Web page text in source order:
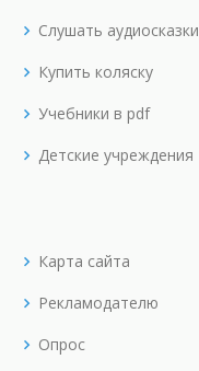
Слушать аудиосказки
Купить коляску
Учебники в pdf
Детские учреждения
Карта сайта
Рекламодателю
Опрос